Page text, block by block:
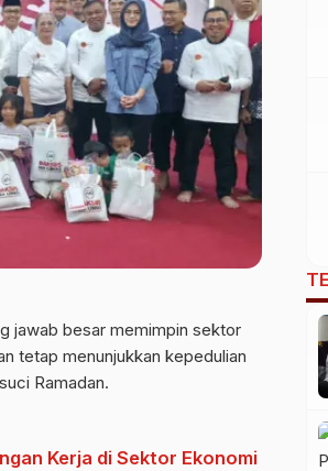
jawab besar memimpin sektor
tetap menunjukkan kepedulian
Ramadan.
Kerja di Sektor Ekonomi